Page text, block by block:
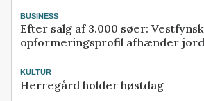
BUSINESS
Efter salg af 3.000 søer: Vestfynsk
opformeringsprofil afhænder
KULTUR
Herregård holder høstdag